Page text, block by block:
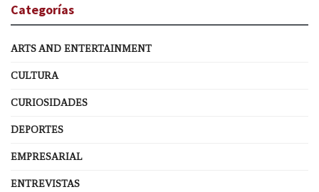
Categorías
ARTS AND ENTERTAINMENT
CULTURA
CURIOSIDADES
DEPORTES
EMPRESARIAL
ENTREVISTAS